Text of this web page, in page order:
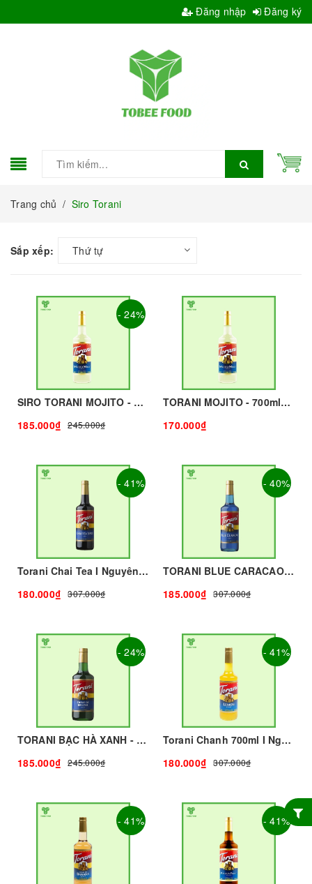
Đăng nhập Đăng ký
Trang chủ / Siro Torani
Sắp xếp: Thứ tự
- 24%
SIRO TORANI MOJITO - 700g - TORANI | Nguyên liệu pha chế - TOBEE FOOD
185.000₫
245.000₫
TORANI MOJITO - 700mlg - TORANI | Nguyên liệu pha chế - TOBEE FOOD
170.000₫
- 41%
Torani Chai Tea I Nguyên Liệu Pha Chế - Tobee Food
180.000₫
307.000₫
- 40%
TORANI BLUE CARACAO - 700ml - TORANI | Nguyên liệu pha chế - TOBEE FOOD
185.000₫
307.000₫
- 24%
TORANI BẠC HÀ XANH - 750ml - TORANI | Nguyên liệu pha chế - TOBEE FOOD
185.000₫
245.000₫
- 41%
Torani Chanh 700ml I Nguyên Liệu Pha Chế - Tobee Food
180.000₫
307.000₫
- 41% - 41%